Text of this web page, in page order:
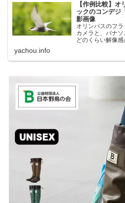
【作例比較】
ックのコンデジ
影画像
オリンパスのフラ
カメラと、パナソ
どのくらい解像
紹介します。私
が、相棒がオリ
ころ、同じ被写体
yachou.info